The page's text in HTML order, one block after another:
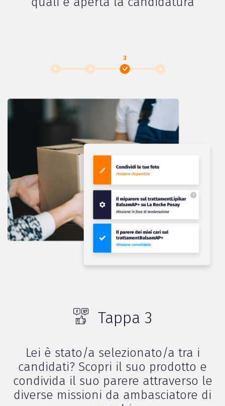
Tappa 3
Lei è stato/a selezionato/a tra i
candidati? Scopri il suo prodotto e
condivida il suo parere attraverso le
diverse missioni da ambasciatore di